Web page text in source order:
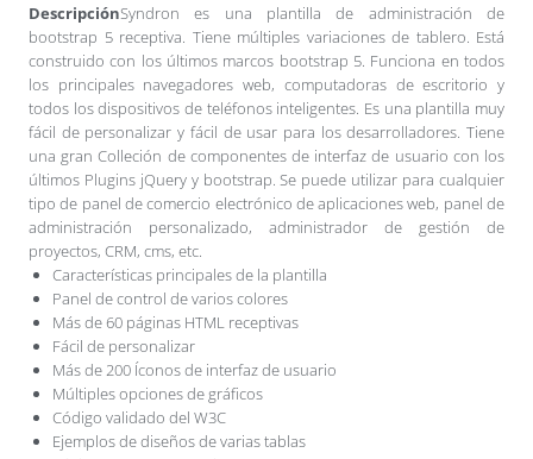
DescripciónSyndron es una plantilla de administración de
bootstrap 5 receptiva. Tiene múltiples variaciones de tablero. Está
construido con los últimos marcos bootstrap 5. Funciona en todos
los principales navegadores web, computadoras de escritorio y
todos los dispositivos de teléfonos inteligentes. Es una plantilla muy
fácil de personalizar y fácil de usar para los desarrolladores. Tiene
una gran Colleción de componentes de interfaz de usuario con los
últimos Plugins jQuery y bootstrap. Se puede utilizar para cualquier
tipo de panel de comercio electrónico de aplicaciones web, panel de
administración personalizado, administrador de gestión de
proyectos, CRM, cms, etc.
Características principales de la plantilla
Panel de control de varios colores
Más de 60 páginas HTML receptivas
Fácil de personalizar
Más de 200 Íconos de interfaz de usuario
Múltiples opciones de gráficos
Código validado del W3C
Ejemplos de diseños de varias tablas